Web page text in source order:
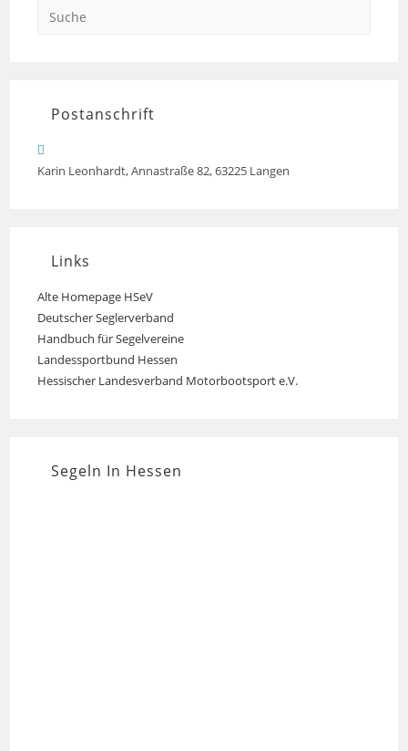
Search
Postanschrift
Karin Leonhardt, Annastraße 82, 63225 Langen
Links
Alte Homepage HSeVOpens
in
a
new
tab
Deutscher Seglerverband
in
a
new
Handbuch für SegelvereineOpens
a
Landessportbund Hessen
in
Hessischer Landesverband Motorbootsport e.V.Opens
Segeln In Hessen